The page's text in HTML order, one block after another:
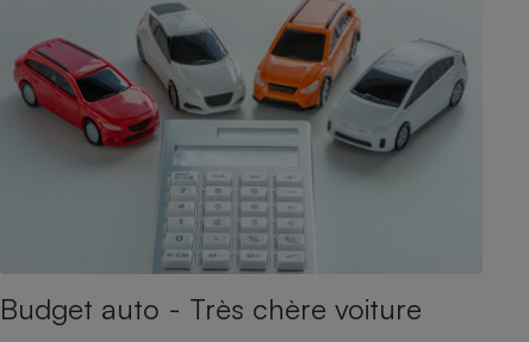
Budget auto - Très chère voiture